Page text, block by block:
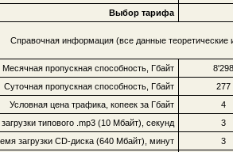
Выбор тарифа
Справочная информация (все данные
Месячная пропускная способность, Гбайт
8'298
Суточная пропускная способность, Гбайт
277
Условная цена трафика, копеек за Гбайт
4
типового .mp3 (10 Мбайт), секунд
3
загрузки CD-диска (640 Мбайт), минут
3